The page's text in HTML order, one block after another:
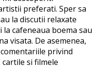
preferati. Sper sa
la discutii relaxate
cafeneaua boema sau
visata. De asemenea,
privind
si filmele